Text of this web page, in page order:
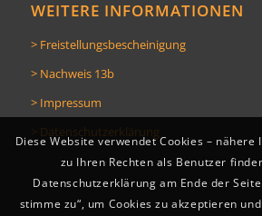
WEITERE INFORMATIONEN
> Freistellungsbescheinigung
> Nachweis 13b
> Impressum
> Datenschutzerklärung
Diese Website verwendet Cookies –
zu Ihren Rechten als Benutzer
Datenschutzerklärung am Ende der
stimme zu“, um Cookies zu akzeptieren